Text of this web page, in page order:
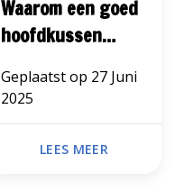
Waarom een goed
hoofdkussen
Geplaatst op 27 Juni
2025
LEES MEER